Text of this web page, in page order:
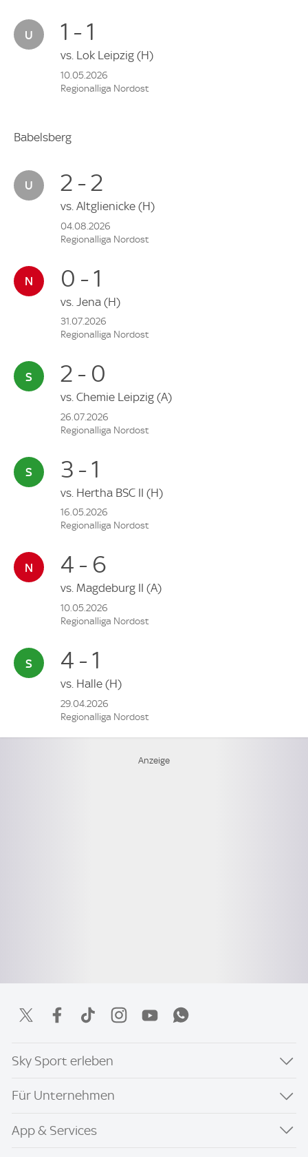
1 - 1
vs. Lok Leipzig (H)
10.05.2026
Regionalliga Nordost
Babelsberg
2 - 2
vs. Altglienicke (H)
04.08.2026
Regionalliga Nordost
0 - 1
vs. Jena (H)
31.07.2026
Regionalliga Nordost
2 - 0
vs. Chemie Leipzig (A)
26.07.2026
Regionalliga Nordost
3 - 1
vs. Hertha BSC II (H)
16.05.2026
Regionalliga Nordost
4 - 6
vs. Magdeburg II (A)
10.05.2026
Regionalliga Nordost
4 - 1
vs. Halle (H)
29.04.2026
Regionalliga Nordost
Sky Sport erleben
Für Unternehmen
App & Services